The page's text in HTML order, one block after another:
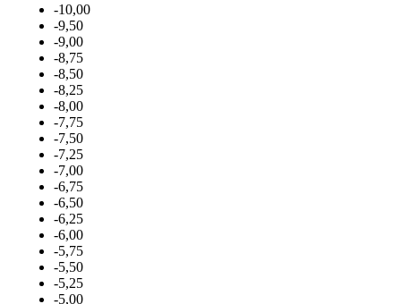
-10,00
-9,50
-9,00
-8,75
-8,50
-8,25
-8,00
-7,75
-7,50
-7,25
-7,00
-6,75
-6,50
-6,25
-6,00
-5,75
-5,50
-5,25
-5,00